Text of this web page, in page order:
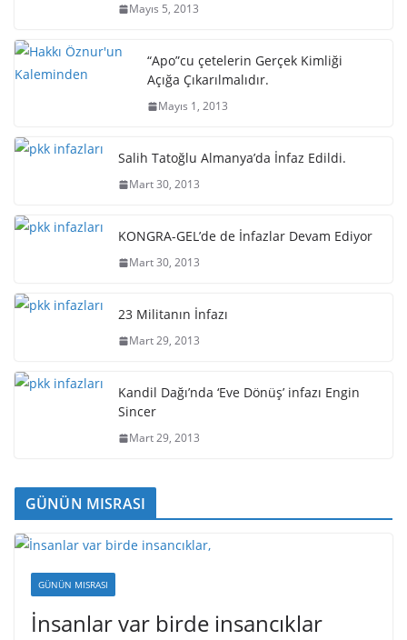
Mayıs 5, 2013
“Apo”cu çetelerin Gerçek Kimliği
Açığa Çıkarılmalıdır.
Mayıs 1, 2013
Salih Tatoğlu Almanya’da İnfaz Edildi.
Mart 30, 2013
KONGRA-GEL’de de İnfazlar Devam Ediyor
Mart 30, 2013
23 Militanın İnfazı
Mart 29, 2013
Kandil Dağı’nda ‘Eve Dönüş’ infazı Engin
Sincer
Mart 29, 2013
GÜNÜN MISRASI
GÜNÜN MISRASI
İnsanlar var birde insancıklar